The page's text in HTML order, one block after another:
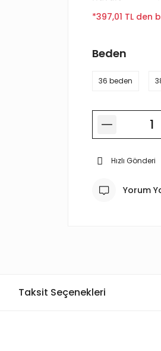
*397,01 TL den
Beden
36 beden
Hızlı Gönderi
Yorum
Taksit Seçenekleri